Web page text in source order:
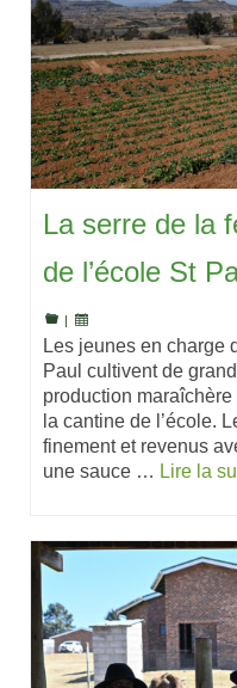
La serre de la
de l’école St
|
Les jeunes en charge
Paul cultivent de
production
la cantine de l’école.
finement et revenus
une sauce … Lire la